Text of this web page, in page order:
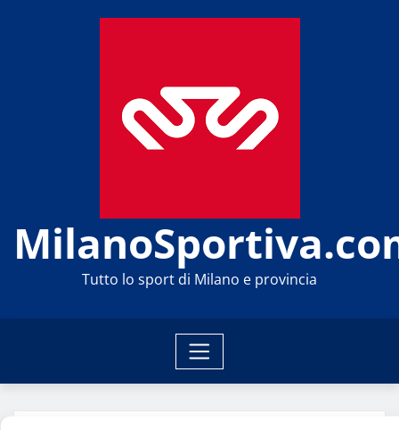
Tutto lo sport di Milano e provincia